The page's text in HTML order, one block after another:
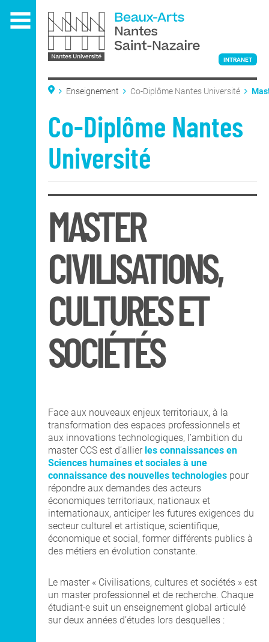
contenu
L'ÉCOLE
ENSEIGNEMENT
Admissions
DNA Art
DNSEP Art
Co-Diplôme Nantes
Recherche
Admissions
Classe préparatoire
nationale
DNA Art mention
Territoires, Paysages,
INTERNATIONAL
OPEN SCHOOL
CONTACTS
INTRANET
Enseignement Co-Diplôme Nantes Université
Co-Diplôme Nantes
Université
MASTER
CIVILISATIONS,
CULTURES ET
SOCIÉTÉS
Face aux nouveaux enjeux territoriaux, à la
transformation des espaces professionnels et
aux innovations technologiques, l’ambition du
master CCS est d’allier les connaissances en
Sciences humaines et sociales à une
connaissance des nouvelles technologies pour
répondre aux demandes des acteurs
économiques territoriaux, nationaux et
internationaux, anticiper les futures exigences du
secteur culturel et artistique, scientifique,
économique et social, former différents publics à
des métiers en évolution constante.
Le master « Civilisations, cultures et sociétés » est
un master professionnel et de recherche. Chaque
étudiant·e suit un enseignement global articulé
sur deux années d’études lors desquelles :